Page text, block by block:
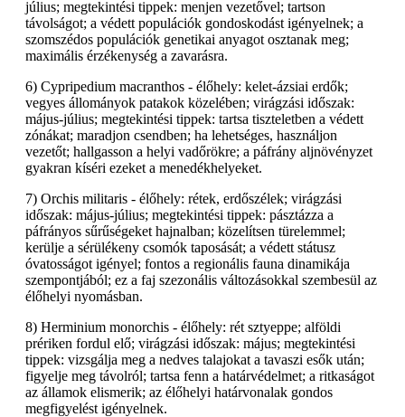
július; megtekintési tippek: menjen vezetővel; tartson
távolságot; a védett populációk gondoskodást igényelnek; a
szomszédos populációk genetikai anyagot osztanak meg;
maximális érzékenység a zavarásra.
6) Cypripedium macranthos - élőhely: kelet-ázsiai erdők;
vegyes állományok patakok közelében; virágzási időszak:
május-július; megtekintési tippek: tartsa tiszteletben a védett
zónákat; maradjon csendben; ha lehetséges, használjon
vezetőt; hallgasson a helyi vadőrökre; a páfrány aljnövényzet
gyakran kíséri ezeket a menedékhelyeket.
7) Orchis militaris - élőhely: rétek, erdőszélek; virágzási
időszak: május-július; megtekintési tippek: pásztázza a
páfrányos sűrűségeket hajnalban; közelítsen türelemmel;
kerülje a sérülékeny csomók taposását; a védett státusz
óvatosságot igényel; fontos a regionális fauna dinamikája
szempontjából; ez a faj szezonális változásokkal szembesül az
élőhelyi nyomásban.
8) Herminium monorchis - élőhely: rét sztyeppe; alföldi
prériken fordul elő; virágzási időszak: május; megtekintési
tippek: vizsgálja meg a nedves talajokat a tavaszi esők után;
figyelje meg távolról; tartsa fenn a határvédelmet; a ritkaságot
az államok elismerik; az élőhelyi határvonalak gondos
megfigyelést igényelnek.